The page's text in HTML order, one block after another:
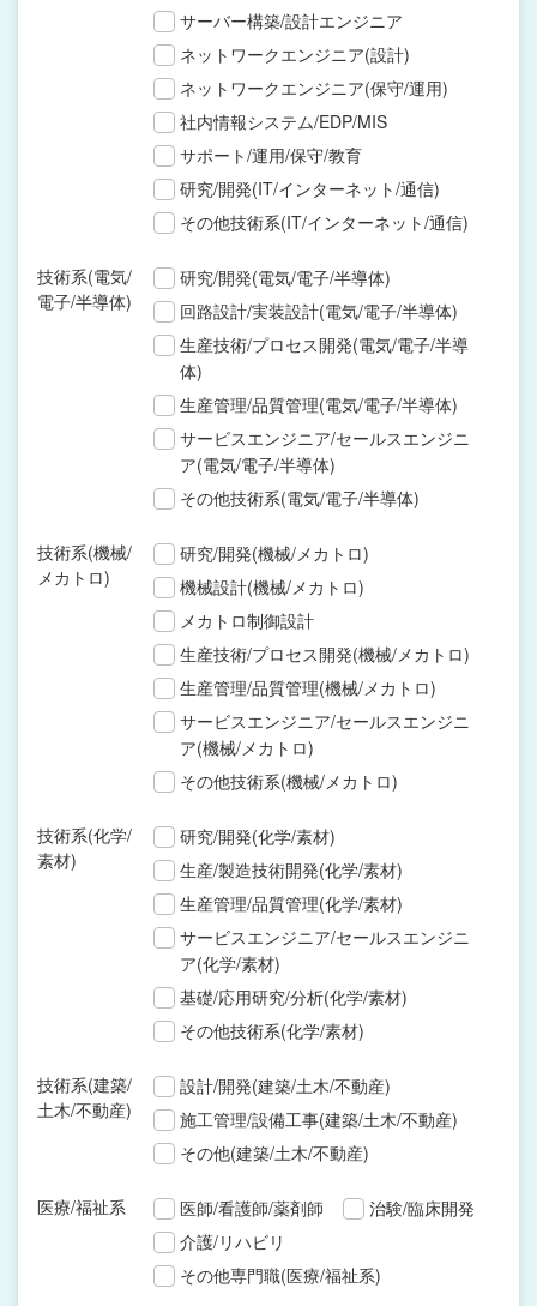
サーバー構築/設計エンジニア
ネットワークエンジニア(設計)
ネットワークエンジニア(保守/運用)
社内情報システム/EDP/MIS
サポート/運用/保守/教育
研究/開発(IT/インターネット/通信)
その他技術系(IT/インターネット/通信)
技術系(電気/
電子/半導体)
研究/開発(電気/電子/半導体)
回路設計/実装設計(電気/電子/半導体)
生産技術/プロセス開発(電気/電子/半導
体)
生産管理/品質管理(電気/電子/半導体)
サービスエンジニア/セールスエンジニ
ア(電気/電子/半導体)
その他技術系(電気/電子/半導体)
技術系(機械/
メカトロ)
研究/開発(機械/メカトロ)
機械設計(機械/メカトロ)
メカトロ制御設計
生産技術/プロセス開発(機械/メカトロ)
生産管理/品質管理(機械/メカトロ)
サービスエンジニア/セールスエンジニ
ア(機械/メカトロ)
その他技術系(機械/メカトロ)
技術系(化学/
素材)
研究/開発(化学/素材)
生産/製造技術開発(化学/素材)
生産管理/品質管理(化学/素材)
サービスエンジニア/セールスエンジニ
ア(化学/素材)
基礎/応用研究/分析(化学/素材)
その他技術系(化学/素材)
技術系(建築/
土木/不動産)
設計/開発(建築/土木/不動産)
施工管理/設備工事(建築/土木/不動産)
その他(建築/土木/不動産)
医療/福祉系 医師/看護師/薬剤師
治験/臨床開発
介護/リハビリ
その他専門職(医療/福祉系)